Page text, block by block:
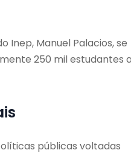
Inep, Manuel Palacios, se
250 mil estudantes
públicas voltadas